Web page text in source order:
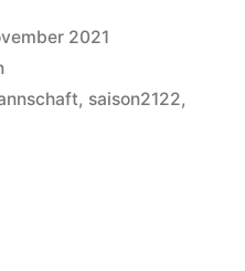
2021
, saison2122,